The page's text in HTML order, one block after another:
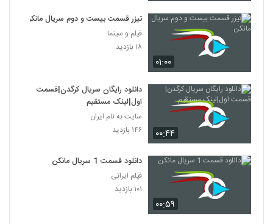
۰۱:۰۰
تیزر قسمت بیست و دوم سریال مانکن
فیلم و سینما
۱۸ بازدید
۰۰:۴۴
دانلود رایگان سریال کرگدن|قسمت
اول|لینک مستقیم
سایت به نام ایران
۱۴۶ بازدید
۰۰:۵۹
دانلود قسمت 1 سریال مانکن
فیلم ایرانی
۱۰۱ بازدید